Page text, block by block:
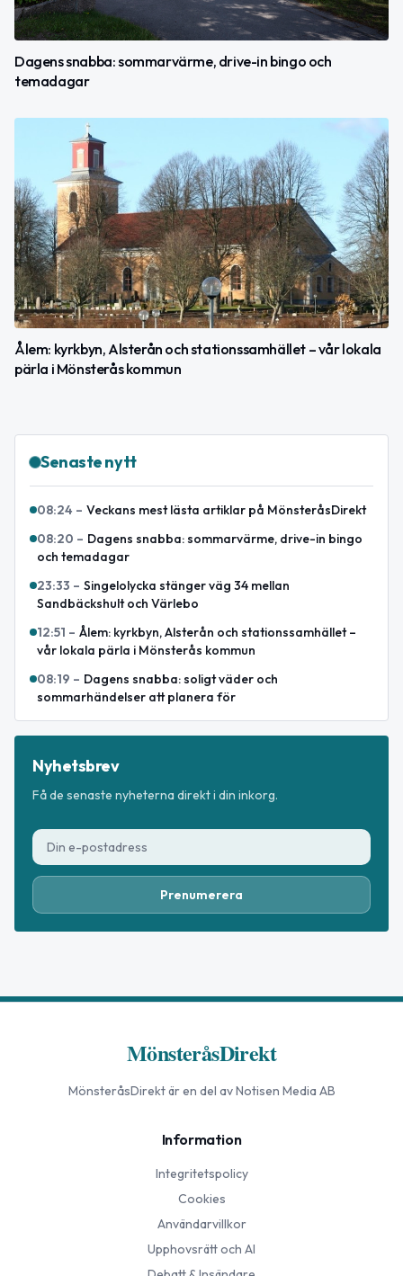
Dagens snabba: sommarvärme, drive-in bingo och
temadagar
Ålem: kyrkbyn, Alsterån och stationssamhället – vår lokala
pärla i Mönsterås kommun
Senaste nytt
08:24 – Veckans mest lästa artiklar på MönsteråsDirekt
08:20 – Dagens snabba: sommarvärme, drive-in bingo
och temadagar
23:33 – Singelolycka stänger väg 34 mellan
Sandbäckshult och Värlebo
12:51 – Ålem: kyrkbyn, Alsterån och stationssamhället –
vår lokala pärla i Mönsterås kommun
08:19 – Dagens snabba: soligt väder och
sommarhändelser att planera för
Nyhetsbrev
Få de senaste nyheterna direkt i din inkorg.
Prenumerera
MönsteråsDirekt
MönsteråsDirektär en del av Notisen Media AB
Information
Integritetspolicy
Cookies
Användarvillkor
Upphovsrätt och AI